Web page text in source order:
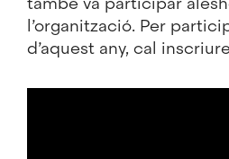
l’organització. Per
d’aquest any, cal